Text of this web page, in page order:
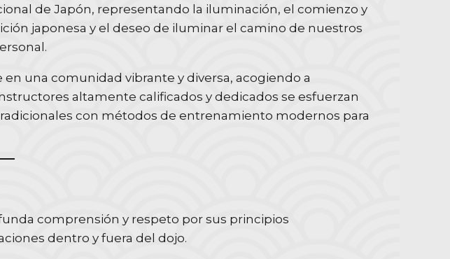
de Japón, representando la iluminación, el comienzo y
japonesa y el deseo de iluminar el camino de nuestros
una comunidad vibrante y diversa, acogiendo a
altamente calificados y dedicados se esfuerzan
con métodos de entrenamiento modernos para
comprensión y respeto por sus principios
dentro y fuera del dojo.